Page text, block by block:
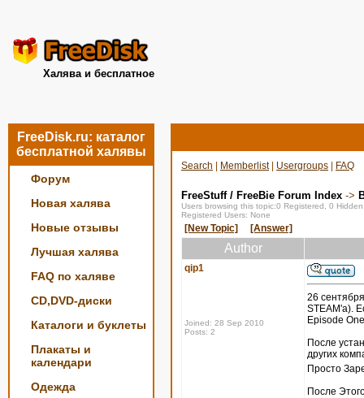
Халява и бесплатное
FreeDisk.ru: каталог
бесплатной халявы
Форум
Новая халява
Новые отзывы
Лучшая халява
FAQ по халяве
CD,DVD-диски
Каталоги и буклеты
Плакаты и
календари
Одежда
Search Memberlist| Usergroups FAQ
FreeStuff / FreeBie Forum Index ->
Users browsing this topic:0 Registered, 0
Registered Users: None
[New Topic] [Answer]
Author
qip1
Joined: 28 Sep 2010
Posts: 2
26
STEAM'a).
Episode
После
других
Просто
После